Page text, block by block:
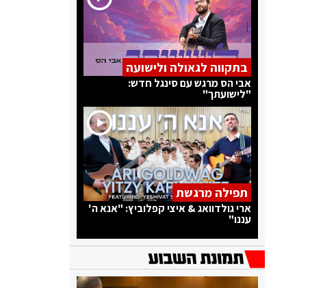
בתקווה לגאולה ולישועה
אבי הס מרגש עם סינגל חדש:
"לישועתך"
תפילה מרגשת
ארי גולדוואג & איצי קפלוביץ: "אנא ה'
עננו"